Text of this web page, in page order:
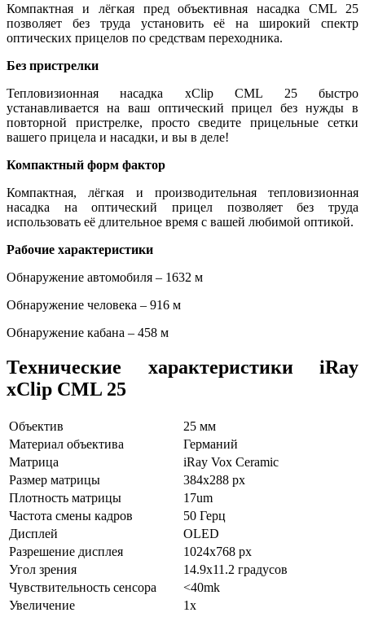
Компактная и лёгкая пред объективная насадка CML 25
позволяет без труда установить её на широкий спектр
оптических прицелов по средствам переходника.
Без пристрелки
Тепловизионная насадка xClip CML 25 быстро
устанавливается на ваш оптический прицел без нужды в
повторной пристрелке, просто сведите прицельные сетки
вашего прицела и насадки, и вы в деле!
Компактный форм фактор
Компактная, лёгкая и производительная тепловизионная
насадка на оптический прицел позволяет без труда
использовать её длительное время с вашей любимой оптикой.
Рабочие характеристики
Обнаружение автомобиля – 1632 м
Обнаружение человека – 916 м
Обнаружение кабана – 458 м
Технические характеристики iRay
xClip CML 25
Объектив
25 мм
Материал объектива
Германий
Матрица
iRay Vox Ceramic
Размер матрицы
384x288 px
Плотность матрицы
17um
Частота смены кадров
50 Герц
Дисплей
OLED
Разрешение дисплея
1024x768 px
Угол зрения
14.9x11.2 градусов
Чувствительность сенсора
<40mk
Увеличение
1x